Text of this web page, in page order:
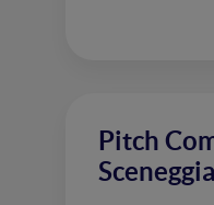
Pitch